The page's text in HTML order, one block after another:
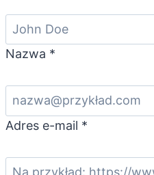
Nazwa *
Adres e-mail *